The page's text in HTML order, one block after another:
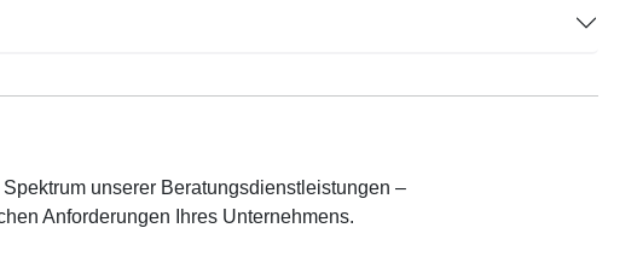
unserer Beratungsdienstleistungen –
Anforderungen Ihres Unternehmens.